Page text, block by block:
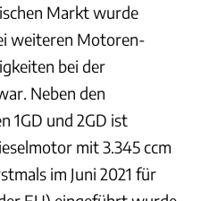
Markt wurde
weiteren Motoren-
bei der
Neben den
1GD und 2GD ist
mit 3.345 ccm
im Juni 2021 für